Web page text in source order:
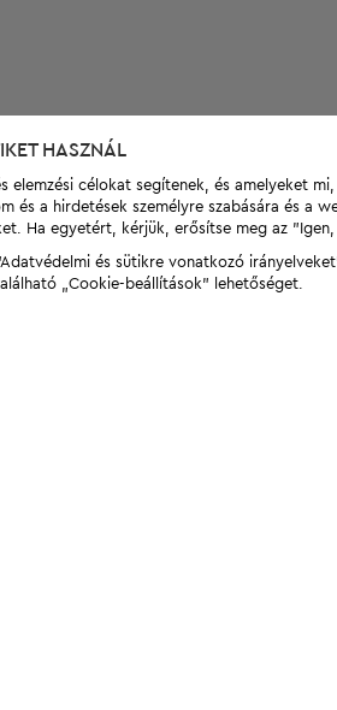
HASZNÁL
célokat segítenek, és amelyeket
és a hirdetések személyre szabására és a
Ha egyetért, kérjük, erősítse meg az
és sütikre vonatkozó
„Cookie-beállítások” lehetőséget.